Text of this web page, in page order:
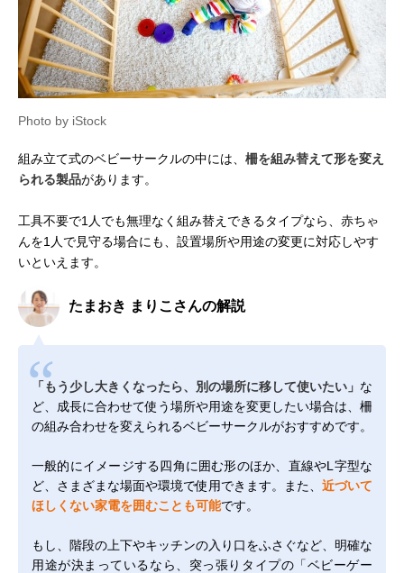
Photo by iStock
組み立て式のベビーサークルの中には、 柵を組み替えて形を変え
られる製品があります。
工具不要で1人でも無理なく組み替えできるタイプなら、赤ちゃ
んを1人で見守る場合にも、設置場所や用途の変更に対応しやす
いといえます。
たまおき まりこさんの解説
「もう少し大きくなったら、別の場所に移して使いたい」 な
ど、成長に合わせて使う場所や用途を変更したい場合は、柵
の組み合わせを変えられるベビーサークルがおすすめです。
一般的にイメージする四角に囲む形のほか、直線やL字型な
ど、さまざまな場面や環境で使用できます。また、 近づいて
ほしくない家電を囲むことも可能です。
もし、階段の上下やキッチンの入り口をふさぐなど、明確な
用途が決まっているなら、突っ張りタイプの「ベビーゲー